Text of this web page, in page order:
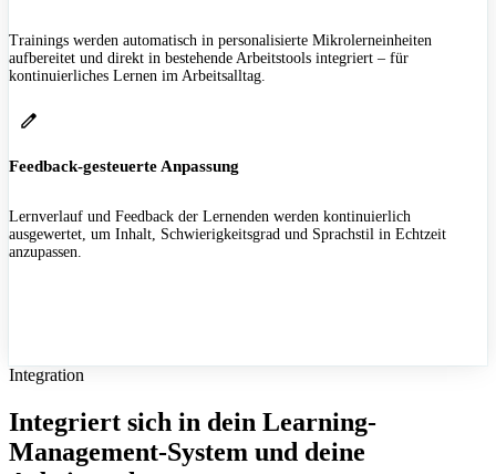
Trainings werden automatisch in personalisierte Mikrolerneinheiten
aufbereitet und direkt in bestehende Arbeitstools integriert – für
kontinuierliches Lernen im Arbeitsalltag.
Feedback-gesteuerte Anpassung
Lernverlauf und Feedback der Lernenden werden kontinuierlich
ausgewertet, um Inhalt, Schwierigkeitsgrad und Sprachstil in Echtzeit
anzupassen.
Integration
Integriert sich in dein Learning-
Management-System und deine